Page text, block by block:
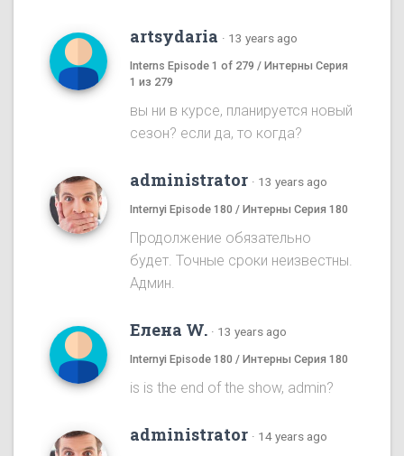
artsydaria · 13 years ago
Interns Episode 1 of 279 / Интерны Серия
1 из 279
вы ни в курсе, планируется новый
сезон? если да, то когда?
administrator · 13 years ago
Internyi Episode 180 / Интерны Серия 180
Продолжение обязательно
будет. Точные сроки неизвестны.
Админ.
Елена W. · 13 years ago
Internyi Episode 180 / Интерны Серия 180
is is the end of the show, admin?
administrator · 14 years ago